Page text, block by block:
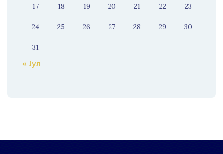
17 18 19 20 21 22 23
24 25 26 27 28 29 30
31
« Јул